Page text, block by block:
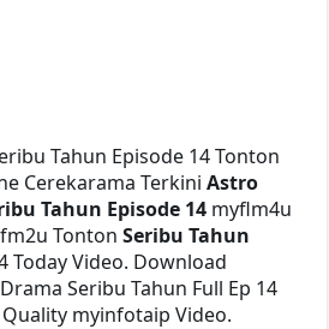
Tahun Episode 14 Tonton
Cerekarama TerkiniAstro
Tahun Episode 14 myflm4u
TontonSeribu Tahun
Today Video. Download
Seribu Tahun Full Ep 14
myinfotaip Video.